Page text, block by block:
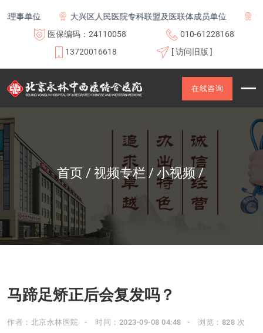
事单位 大兴区人民医院专科联盟及医联体成员单位
首都
医保编码：24110058
010-61228168
13720016618
[ 访问旧版 ]
在线咨询
首页 视频专栏 小视频
马蹄足矫正后会复发吗？
作者：北京永林医院 时间：2023-09-08 04:48 浏览：828 次